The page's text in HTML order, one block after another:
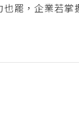
罷，企業若